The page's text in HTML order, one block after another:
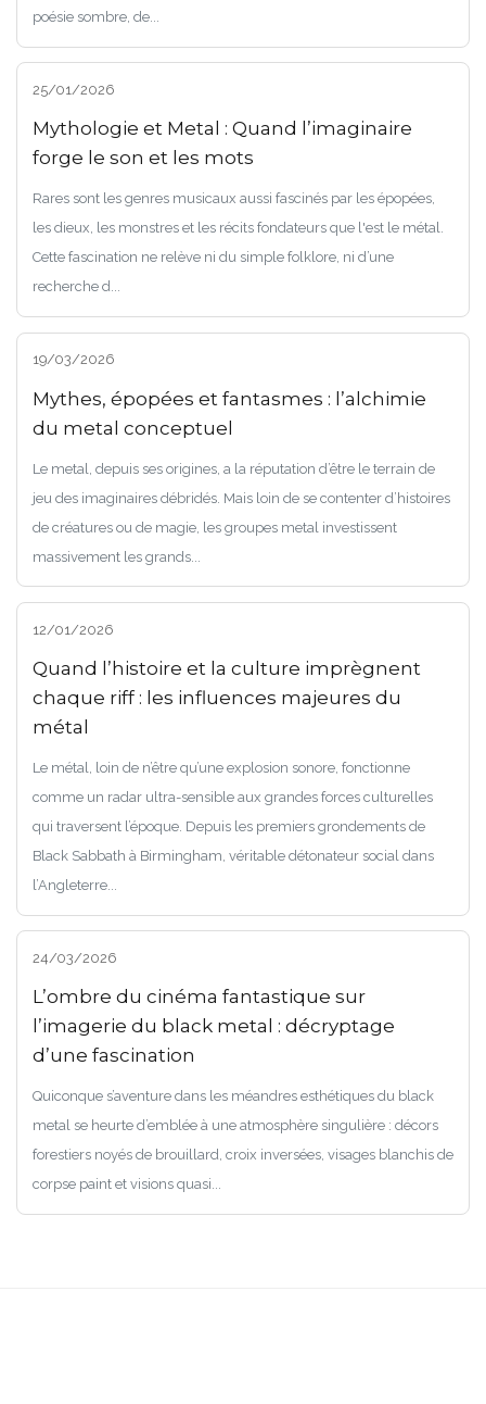
poésie sombre, de...
25/01/2026
Mythologie et Metal : Quand l’imaginaire
forge le son et les mots
Rares sont les genres musicaux aussi fascinés par les épopées,
les dieux, les monstres et les récits fondateurs que l'est le métal.
Cette fascination ne relève ni du simple folklore, ni d’une
recherche d...
19/03/2026
Mythes, épopées et fantasmes : l’alchimie
du metal conceptuel
Le metal, depuis ses origines, a la réputation d’être le terrain de
jeu des imaginaires débridés. Mais loin de se contenter d’histoires
de créatures ou de magie, les groupes metal investissent
massivement les grands...
12/01/2026
Quand l’histoire et la culture imprègnent
chaque riff : les influences majeures du
métal
Le métal, loin de n’être qu’une explosion sonore, fonctionne
comme un radar ultra-sensible aux grandes forces culturelles
qui traversent l’époque. Depuis les premiers grondements de
Black Sabbath à Birmingham, véritable détonateur social dans
l’Angleterre...
24/03/2026
L’ombre du cinéma fantastique sur
l’imagerie du black metal : décryptage
d’une fascination
Quiconque s’aventure dans les méandres esthétiques du black
metal se heurte d’emblée à une atmosphère singulière : décors
forestiers noyés de brouillard, croix inversées, visages blanchis de
corpse paint et visions quasi...